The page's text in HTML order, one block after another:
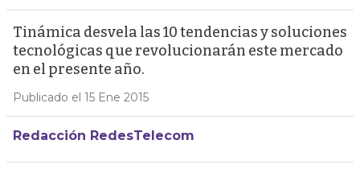
Tinámica desvela las 10 tendencias y soluciones
tecnológicas que revolucionarán este mercado
en el presente año.
Publicado el 15 Ene 2015
Redacción RedesTelecom